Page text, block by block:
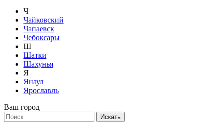
Ч
Чайковский
Чапаевск
Чебоксары
Ш
Шатки
Шахунья
Я
Янаул
Ярославль
Ваш город